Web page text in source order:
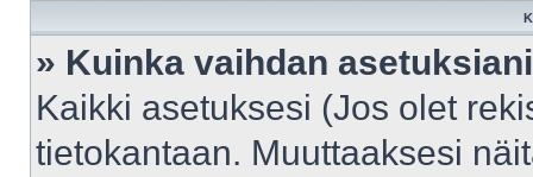
» Kuinka vaihdan
Kaikki asetuksesi (Jos olet
tietokantaan. Muuttaaksesi